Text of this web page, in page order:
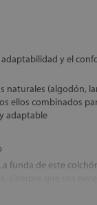
y el
naturales (algodón,
ellos combinados
adaptable
funda de este